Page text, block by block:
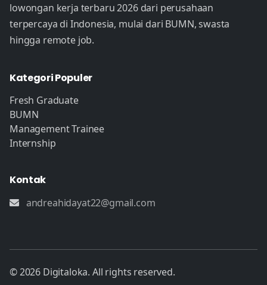
lowongan kerja terbaru 2026 dari perusahaan
terpercaya di Indonesia, mulai dari BUMN, swasta
hingga remote job.
Kategori Populer
Fresh Graduate
BUMN
Management Trainee
Internship
Kontak
andreahidayat22@gmail.com
© 2026 Digitaloka. All rights reserved.